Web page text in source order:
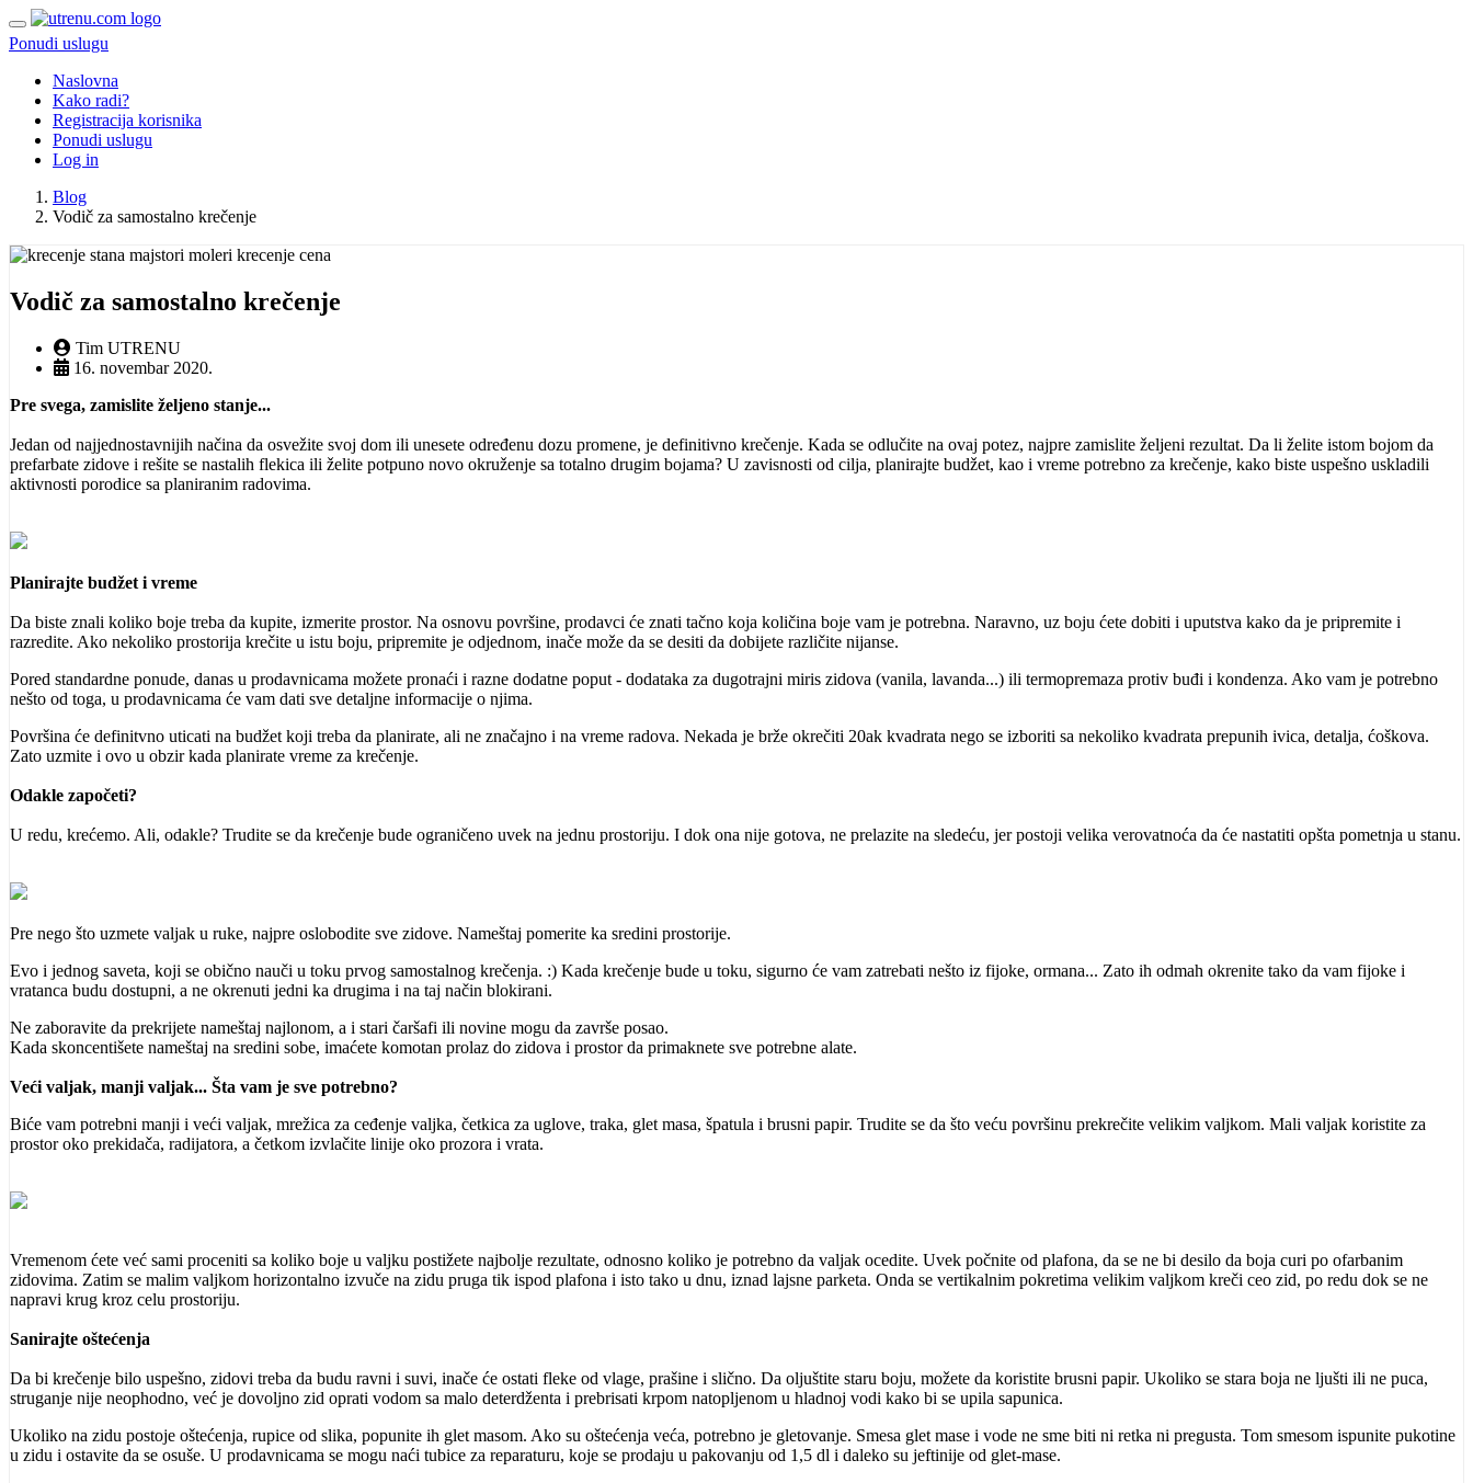
Ponudi uslugu
Naslovna
Kako radi?
Registracija korisnika
Ponudi uslugu
Log in
Blog
Vodič za samostalno krečenje
Vodič za samostalno krečenje
Tim UTRENU
16. novembar 2020.
Pre svega, zamislite željeno stanje...
Jedan od najjednostavnijih načina da osvežite svoj dom ili unesete određenu dozu promene, je definitivno krečenje. Kada se odlučite na ovaj potez, najpre zamislite željeni rezultat. Da li želite istom bojom da
prefarbate zidove i rešite se nastalih flekica ili želite potpuno novo okruženje sa totalno drugim bojama? U zavisnosti od cilja, planirajte budžet, kao i vreme potrebno za krečenje, kako biste uspešno uskladili
aktivnosti porodice sa planiranim radovima.
Planirajte budžet i vreme
Da biste znali koliko boje treba da kupite, izmerite prostor. Na osnovu površine, prodavci će znati tačno koja količina boje vam je potrebna. Naravno, uz boju ćete dobiti i uputstva kako da je pripremite i
razredite. Ako nekoliko prostorija krečite u istu boju, pripremite je odjednom, inače može da se desiti da dobijete različite nijanse.
Pored standardne ponude, danas u prodavnicama možete pronaći i razne dodatne poput - dodataka za dugotrajni miris zidova (vanila, lavanda...) ili termopremaza protiv buđi i kondenza. Ako vam je potrebno
nešto od toga, u prodavnicama će vam dati sve detaljne informacije o njima.
Površina će definitvno uticati na budžet koji treba da planirate, ali ne značajno i na vreme radova. Nekada je brže okrečiti 20ak kvadrata nego se izboriti sa nekoliko kvadrata prepunih ivica, detalja, ćoškova.
Zato uzmite i ovo u obzir kada planirate vreme za krečenje.
Odakle započeti?
U redu, krećemo. Ali, odakle? Trudite se da krečenje bude ograničeno uvek na jednu prostoriju. I dok ona nije gotova, ne prelazite na sledeću, jer postoji velika verovatnoća da će nastatiti opšta pometnja u stanu.
Pre nego što uzmete valjak u ruke, najpre oslobodite sve zidove. Nameštaj pomerite ka sredini prostorije.
Evo i jednog saveta, koji se obično nauči u toku prvog samostalnog krečenja. :) Kada krečenje bude u toku, sigurno će vam zatrebati nešto iz fijoke, ormana... Zato ih odmah okrenite tako da vam fijoke i
vratanca budu dostupni, a ne okrenuti jedni ka drugima i na taj način blokirani.
Ne zaboravite da prekrijete nameštaj najlonom, a i stari čaršafi ili novine mogu da završe posao.
Kada skoncentišete nameštaj na sredini sobe, imaćete komotan prolaz do zidova i prostor da primaknete sve potrebne alate.
Veći valjak, manji valjak... Šta vam je sve potrebno?
Biće vam potrebni manji i veći valjak, mrežica za ceđenje valjka, četkica za uglove, traka, glet masa, špatula i brusni papir. Trudite se da što veću površinu prekrečite velikim valjkom. Mali valjak koristite za
prostor oko prekidača, radijatora, a četkom izvlačite linije oko prozora i vrata.
Vremenom ćete već sami proceniti sa koliko boje u valjku postižete najbolje rezultate, odnosno koliko je potrebno da valjak ocedite. Uvek počnite od plafona, da se ne bi desilo da boja curi po ofarbanim
zidovima. Zatim se malim valjkom horizontalno izvuče na zidu pruga tik ispod plafona i isto tako u dnu, iznad lajsne parketa. Onda se vertikalnim pokretima velikim valjkom kreči ceo zid, po redu dok se ne
napravi krug kroz celu prostoriju.
Sanirajte oštećenja
Da bi krečenje bilo uspešno, zidovi treba da budu ravni i suvi, inače će ostati fleke od vlage, prašine i slično. Da oljuštite staru boju, možete da koristite brusni papir. Ukoliko se stara boja ne ljušti ili ne puca,
struganje nije neophodno, već je dovoljno zid oprati vodom sa malo deterdženta i prebrisati krpom natopljenom u hladnoj vodi kako bi se upila sapunica.
Ukoliko na zidu postoje oštećenja, rupice od slika, popunite ih glet masom. Ako su oštećenja veća, potrebno je gletovanje. Smesa glet mase i vode ne sme biti ni retka ni pregusta. Tom smesom ispunite pukotine
u zidu i ostavite da se osuše. U prodavnicama se mogu naći tubice za reparaturu, koje se prodaju u pakovanju od 1,5 dl i daleko su jeftinije od glet-mase.